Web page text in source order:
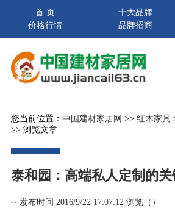
首 页 十大品牌
价格行情
品牌招商
您当前位置： 中国建材家居网 >> 红木家具
>> 浏览文章
泰和园：高端私人定制的
-- 发布时间 2016/9/22 17:07:12 浏览（ ）